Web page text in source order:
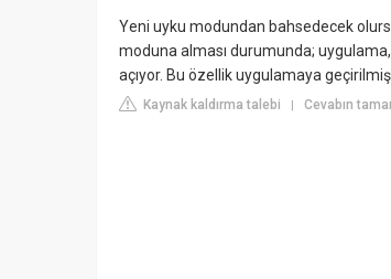
Yeni uyku modundan bahsedecek
moduna alması durumunda;
açıyor. Bu özellik uygulamaya
Kaynak kaldırma talebi Cevabın